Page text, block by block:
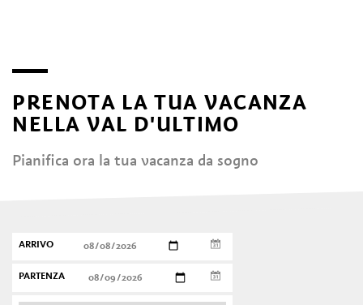
PRENOTA LA TUA VACANZA
NELLA VAL D'ULTIMO
Pianifica ora la tua vacanza da sogno
ARRIVO
PARTENZA